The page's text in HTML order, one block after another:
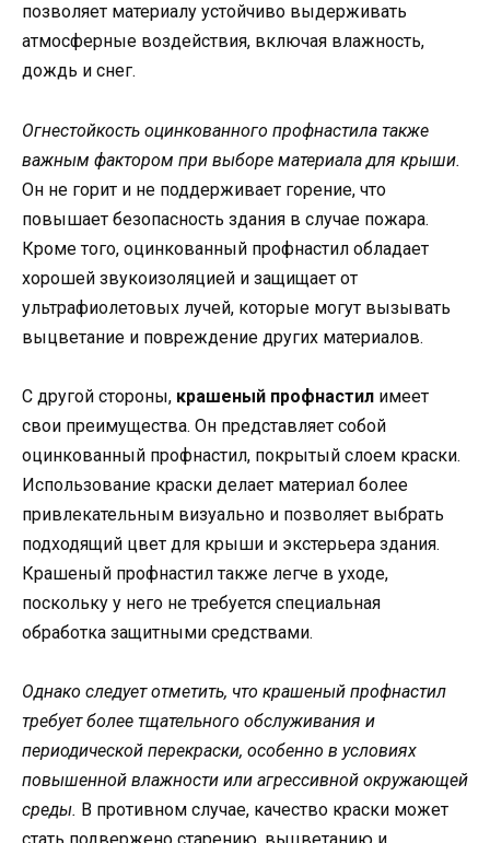
позволяет материалу устойчиво выдерживать
атмосферные воздействия, включая влажность,
дождь и снег.
Огнестойкость оцинкованного профнастила также
важным фактором при выборе материала для крыши.
Он не горит и не поддерживает горение, что
повышает безопасность здания в случае пожара.
Кроме того, оцинкованный профнастил обладает
хорошей звукоизоляцией и защищает от
ультрафиолетовых лучей, которые могут вызывать
выцветание и повреждение других материалов.
С другой стороны, крашеный профнастил имеет
свои преимущества. Он представляет собой
оцинкованный профнастил, покрытый слоем краски.
Использование краски делает материал более
привлекательным визуально и позволяет выбрать
подходящий цвет для крыши и экстерьера здания.
Крашеный профнастил также легче в уходе,
поскольку у него не требуется специальная
обработка защитными средствами.
Однако следует отметить, что крашеный профнастил
требует более тщательного обслуживания и
периодической перекраски, особенно в условиях
повышенной влажности или агрессивной окружающей
среды. В противном случае, качество краски может